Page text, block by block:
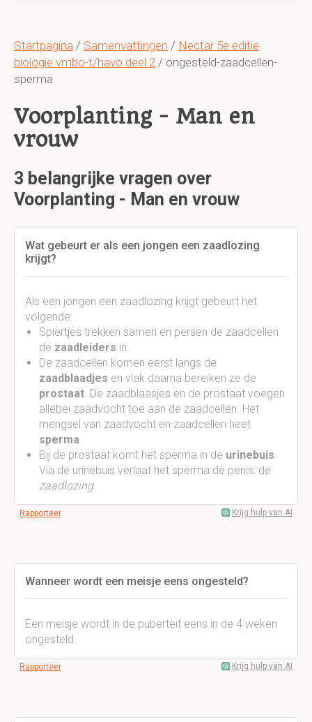
Startpagina / Samenvattingen / Nectar 5e editie
biologie vmbo-t/havo deel 2 / ongesteld-zaadcellen-
sperma
Voorplanting - Man en
vrouw
3 belangrijke vragen over
Voorplanting - Man en vrouw
Wat gebeurt er als een jongen een zaadlozing
krijgt?
Als een jongen een zaadlozing krijgt gebeurt het
volgende:
Spiertjes trekken samen en persen de zaadcellen
de zaadleiders in.
De zaadcellen komen eerst langs de
zaadblaadjes en vlak daarna bereiken ze de
prostaat. De zaadblaasjes en de prostaat voegen
allebei zaadvocht toe aan de zaadcellen. Het
mengsel van zaadvocht en zaadcellen heet
sperma.
Bij de prostaat komt het sperma in de urinebuis.
Via de urinebuis verlaat het sperma de penis: de
zaadlozing.
Rapporteer Krijg hulp van AI
Wanneer wordt een meisje eens ongesteld?
Een meisje wordt in de puberteit eens in de 4 weken
ongesteld.
Rapporteer Krijg hulp van AI